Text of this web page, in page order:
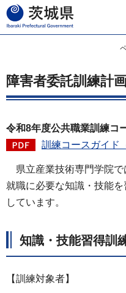
茨城県
障害者委託訓練計
令和8年度公共職業訓練コ
訓練コースガイド
県立産業技術専門学院
就職に必要な知識・技能
しています。
知識・技能習得訓
【訓練対象者】